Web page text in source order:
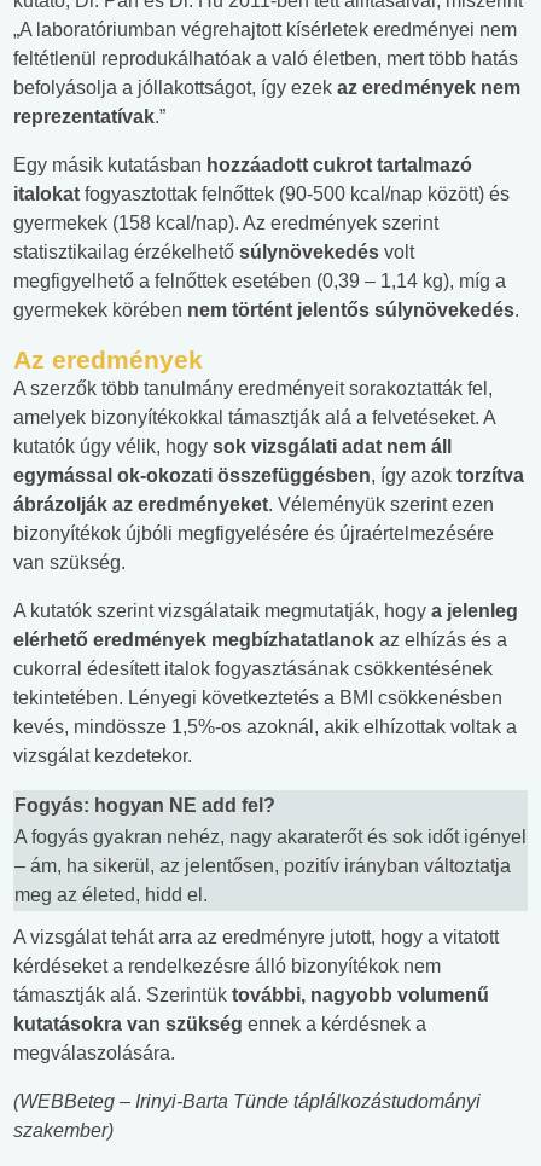
„A laboratóriumban végrehajtott kísérletek eredményei nem
feltétlenül reprodukálhatóak a való életben, mert több hatás
befolyásolja a jóllakottságot, így ezek az eredmények nem
reprezentatívak.”
Egy másik kutatásban hozzáadott cukrot tartalmazó
italokat fogyasztottak felnőttek (90-500 kcal/nap között) és
gyermekek (158 kcal/nap). Az eredmények szerint
statisztikailag érzékelhető súlynövekedés volt
megfigyelhető a felnőttek esetében (0,39 – 1,14 kg), míg a
gyermekek körében nem történt jelentős súlynövekedés.
Az eredmények
A szerzők több tanulmány eredményeit sorakoztatták fel,
amelyek bizonyítékokkal támasztják alá a felvetéseket. A
kutatók úgy vélik, hogy sok vizsgálati adat nem áll
egymással ok-okozati összefüggésben, így azok torzítva
ábrázolják az eredményeket. Véleményük szerint ezen
bizonyítékok újbóli megfigyelésére és újraértelmezésére
van szükség.
A kutatók szerint vizsgálataik megmutatják, hogy a jelenleg
elérhető eredmények megbízhatatlanok az elhízás és a
cukorral édesített italok fogyasztásának csökkentésének
tekintetében. Lényegi következtetés a BMI csökkenésben
kevés, mindössze 1,5%-os azoknál, akik elhízottak voltak a
vizsgálat kezdetekor.
Fogyás: hogyan NE add fel?
A fogyás gyakran nehéz, nagy akaraterőt és sok időt igényel
– ám, ha sikerül, az jelentősen, pozitív irányban változtatja
meg az életed, hidd el.
A vizsgálat tehát arra az eredményre jutott, hogy a vitatott
kérdéseket a rendelkezésre álló bizonyítékok nem
támasztják alá. Szerintük további, nagyobb volumenű
kutatásokra van szükség ennek a kérdésnek a
megválaszolására.
(WEBBeteg – Irinyi-Barta Tünde táplálkozástudományi
szakember)